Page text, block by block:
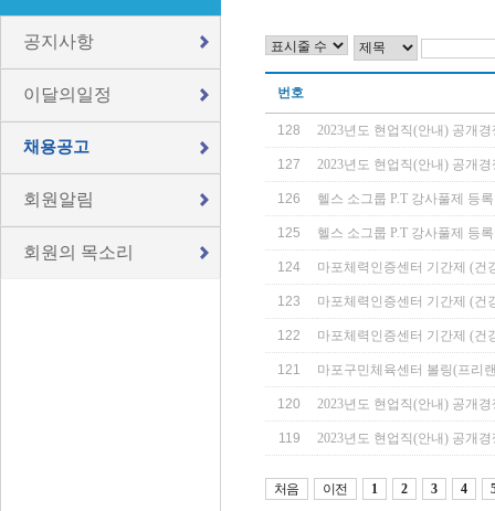
공지사항
이달의일정
채용공고
회원알림
회원의 목소리
번호
128 2023년도 현업직(안내) 공개
127 2023년도 현업직(안내) 공개
126 헬스 소그룹 P.T 강사풀제 등
125 헬스 소그룹 P.T 강사풀제 등
124 마포체력인증센터 기간제 (
123 마포체력인증센터 기간제 (건
122 마포체력인증센터 기간제 (건
121 마포구민체육센터 볼링(프리
120 2023년도 현업직(안내) 공개
119 2023년도 현업직(안내) 공개
처음 이전 1 2 3 4 5